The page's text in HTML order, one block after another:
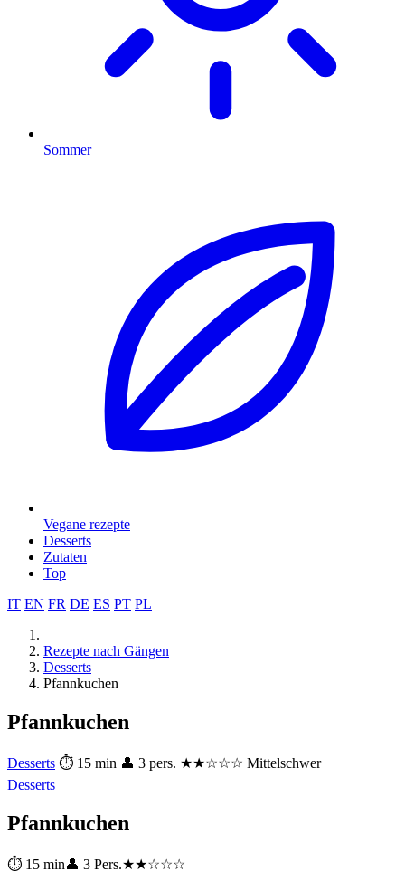
Sommer
Vegane rezepte
Desserts
Zutaten
Top
IT EN FR DE ES PT PL
Rezepte nach Gängen
Desserts
Pfannkuchen
Pfannkuchen
Desserts ⏱ 15 min 👤 3 pers. ★★☆☆☆ Mittelschwer
Desserts
Pfannkuchen
⏱ 15 min👤 3 Pers.★★☆☆☆